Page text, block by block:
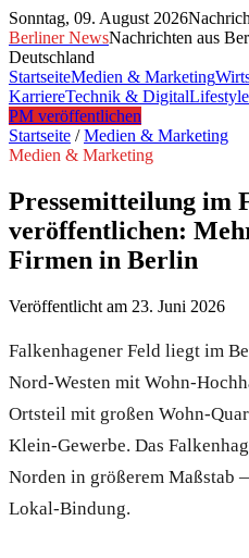
Sonntag, 09. August 2026
Berliner NewsNachrichten aus
Deutschland
StartseiteMedien & Marketing
KarriereTechnik & Digital
PM veröffentlichen
Startseite /Medien & Marketing
Medien & Marketing
Pressemitteilung im
veröffentlichen:
Firmen in Berlin
Veröffentlicht am 23. Juni 2026
Falkenhagener Feld liegt im
Nord-Westen mit Wohn-
Ortsteil mit großen Wohn-
Klein-Gewerbe. Das
Norden in größerem
Lokal-Bindung.